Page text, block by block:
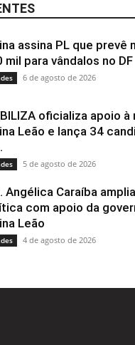
assina PL que prevê
mil para vândalos no DF
6 de agosto de 2026
oficializa apoio
Leão e lança 34
5 de agosto de 2026
Angélica Caraíba
com apoio da
Leão
4 de agosto de 2026